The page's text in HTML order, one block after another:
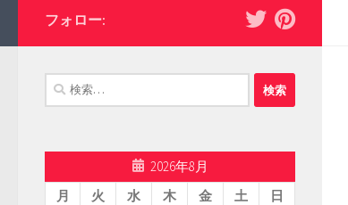
フォロー:
検
索:
2026年8月
月
火 水 木 金 土
日